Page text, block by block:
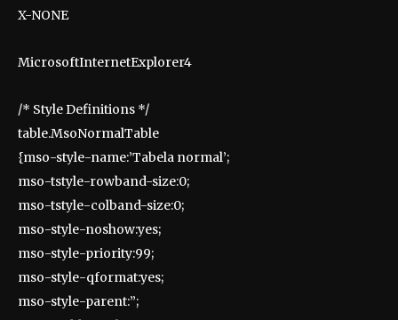
X-NONE
MicrosoftInternetExplorer4
/* Style Definitions */
table.MsoNormalTable
{mso-style-name:’Tabela normal’;
mso-tstyle-rowband-size:0;
mso-tstyle-colband-size:0;
mso-style-noshow:yes;
mso-style-priority:99;
mso-style-qformat:yes;
mso-style-parent:”;